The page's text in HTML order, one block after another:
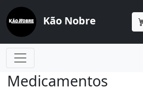
Kão Nobre
Medicamentos